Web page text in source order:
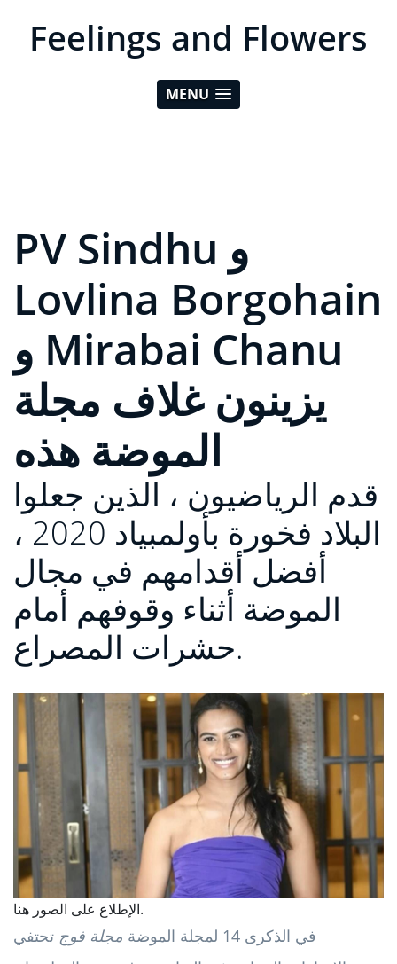
Feelings and Flowers
MENU
PV Sindhu و
Lovlina Borgohain
و Mirabai Chanu
يزينون غلاف مجلة
الموضة هذه
قدم الرياضيون ، الذين جعلوا
البلاد فخورة بأولمبياد 2020 ،
أفضل أقدامهم في مجال
الموضة أثناء وقوفهم أمام
حشرات المصراع.
الإطلاع على الصور هنا.
في الذكرى 14 لمجلة الموضة مجلة فوج تحتفي